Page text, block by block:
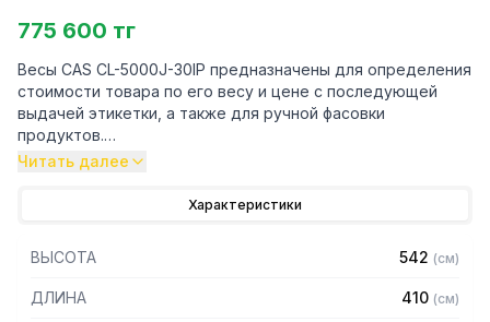
775 600 тг
Весы CAS CL-5000J-30IP предназначены для определения
стоимости товара по его весу и цене с последующей
выдачей этикетки, а также для ручной фасовки
продуктов.
– Тип дисплея: жидкокристаллический с подсветкой
– Исполнение со стойкой
– Печать масс НЕТТО и БРУТТО на одной этикетке
Читать далее
Характеристики
ВЫСОТА 542 (см)
ДЛИНА 410 (см)